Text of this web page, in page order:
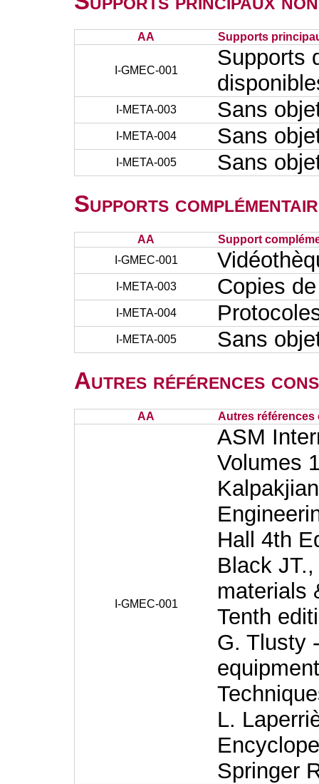
AA Supports
I-GMEC-001
Supports
I-META-003 Sans
I-META-004 Sans
I-META-005 Sans
Supports
AA
Support
I-GMEC-001
I-META-003 Copies
I-META-004
I-META-005 Sans
Autres références
AA Autres références
I-GMEC-001
ASM
Volumes
Hall 4th
Black
materials
Tenth
G. Tlusty
L.
Springer